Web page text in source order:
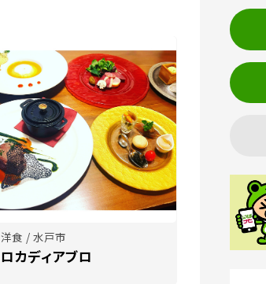
洋食 / 水戸市
ロカディアブロ